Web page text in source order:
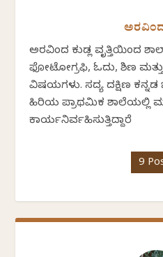
ಅರವಿಂದ
ಅರವಿಂದ ಕುಡ್ಲ ವೃತ್ತಿಯಿಂದ
ಫೋಟೋಗ್ರಫಿ, ಓದು, ಶಿಕ್ಷಣ
ವಿಷಯಗಳು. ಸದ್ಯ ದಕ್ಷಿಣ
ಹಿರಿಯ ಪ್ರಾಥಮಿಕ ಶಾಲೆಯಲ್ಲಿ
ಕಾರ್ಯನಿರ್ವಹಿಸುತ್ತಿದ್ದಾರೆ
9